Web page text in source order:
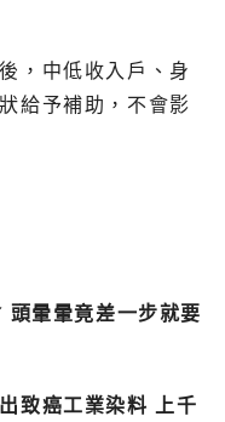
，中低收入戶、身
給予補助，不會影
頭暈暈竟差一步就要
致癌工業染料 上千